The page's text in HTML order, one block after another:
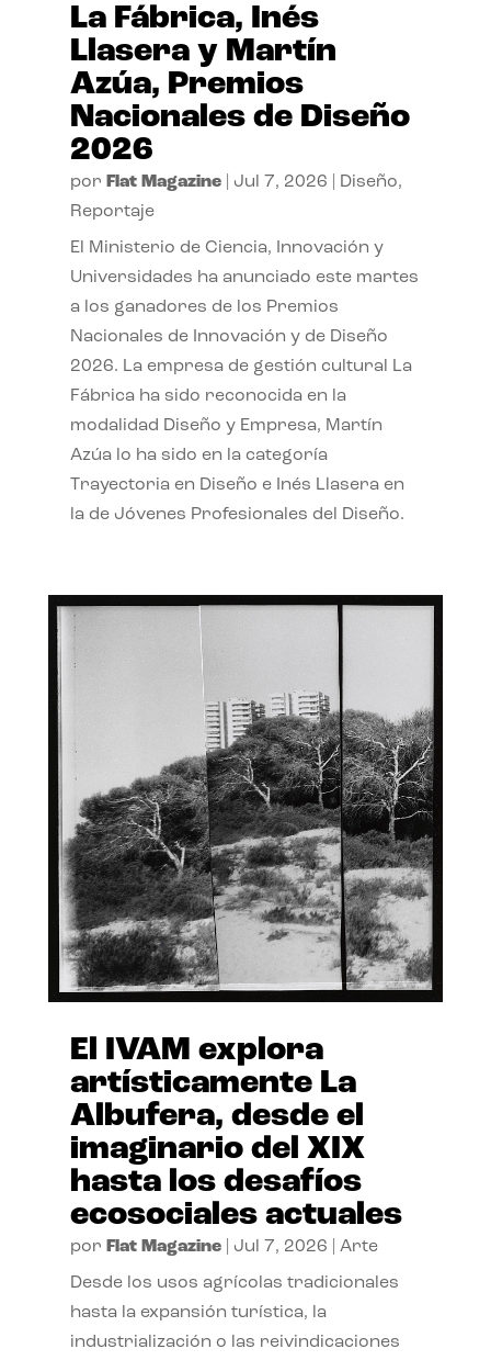
La Fábrica, Inés
Llasera y Martín
Azúa, Premios
Nacionales de Diseño
2026
por Flat Magazine| Jul 7, 2026 Diseño,
Reportaje
El Ministerio de Ciencia, Innovación y
Universidades ha anunciado este martes
a los ganadores de los Premios
Nacionales de Innovación y de Diseño
2026. La empresa de gestión cultural La
Fábrica ha sido reconocida en la
modalidad Diseño y Empresa, Martín
Azúa lo ha sido en la categoría
Trayectoria en Diseño e Inés Llasera en
la de Jóvenes Profesionales del Diseño.
El IVAM explora
artísticamente La
Albufera, desde el
imaginario del XIX
hasta los desafíos
ecosociales actuales
por Flat Magazine| Jul 7, 2026 Arte
Desde los usos agrícolas tradicionales
hasta la expansión turística, la
industrialización o las reivindicaciones